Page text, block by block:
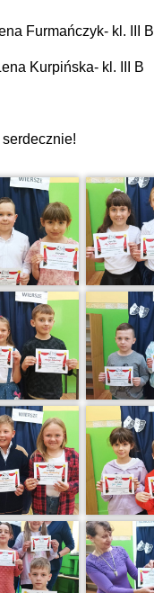
Furmańczyk- kl. III B
Kurpińska- kl. III B